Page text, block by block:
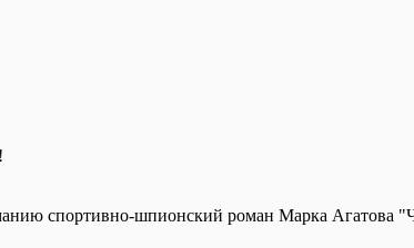
спортивно-шпионский роман Марка Агатова